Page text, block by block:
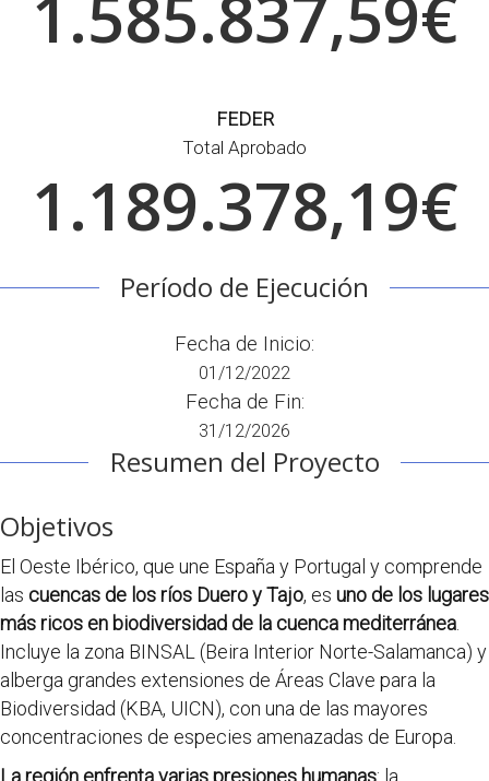
FEDER
Total Aprobado
1.189.378,19€
Período de Ejecución
Fecha de Inicio:
01/12/2022
Fecha de Fin:
31/12/2026
Resumen del Proyecto
Objetivos
El Oeste Ibérico, que une España y Portugal y comprende
las cuencas de los ríos Duero y Tajo, es uno de los lugares
más ricos en biodiversidad de la cuenca mediterránea
Incluye la zona BINSAL (Beira Interior Norte-Salamanca) y
alberga grandes extensiones de Áreas Clave para la
Biodiversidad (KBA, UICN), con una de las mayores
concentraciones de especies amenazadas de Europa.
La región enfrenta varias presiones humanas: la